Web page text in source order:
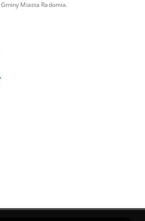
Gminy Miasta Radomia.